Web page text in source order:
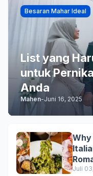
Besaran Mahar Ideal
List yang
untuk
Anda
Mahen-Juni 16, 2025
and
Juli